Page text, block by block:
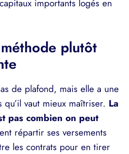
importants logés en
plutôt
de plafond, mais elle a une
vaut mieux maîtriser. La
pas combien on peut
répartir ses versements
les contrats pour en tirer